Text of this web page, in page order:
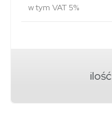
w tym VAT 5%
ilość